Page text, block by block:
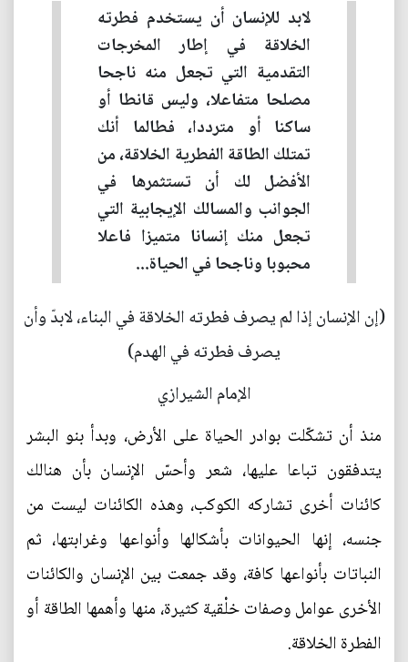
لابد للإنسان أن يستخدم فطرته
الخلاقة في إطار المخرجات
التقدمية التي تجعل منه ناجحا
مصلحا متفاعلا، وليس قانطا أو
ساكنا أو مترددا، فطالما أنك
تمتلك الطاقة الفطرية الخلاقة، من
الأفضل لك أن تستثمرها في
الجوانب والمسالك الإيجابية التي
تجعل منك إنسانا متميزا فاعلا
محبوبا وناجحا في الحياة...
(إن الإنسان إذا لم يصرف فطرته الخلاقة في البناء، لابدّ وأن
يصرف فطرته في الهدم)
الإمام الشيرازي
منذ أن تشكّلت بوادر الحياة على الأرض، وبدأ بنو البشر
يتدفقون تباعا عليها، شعر وأحسّ الإنسان بأن هنالك
كائنات أخرى تشاركه الكوكب، وهذه الكائنات ليست من
جنسه، إنها الحيوانات بأشكالها وأنواعها وغرابتها، ثم
النباتات بأنواعها كافة، وقد جمعت بين الإنسان والكائنات
الأخرى عوامل وصفات خلْقية كثيرة، منها وأهمها الطاقة أو
الفطرة الخلاقة.